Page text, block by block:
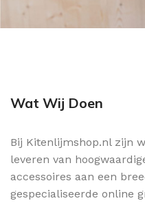
Wat Wij Doen
Bij Kitenlijmshop.nl zijn
leveren van
accessoires aan een
gespecialiseerde online